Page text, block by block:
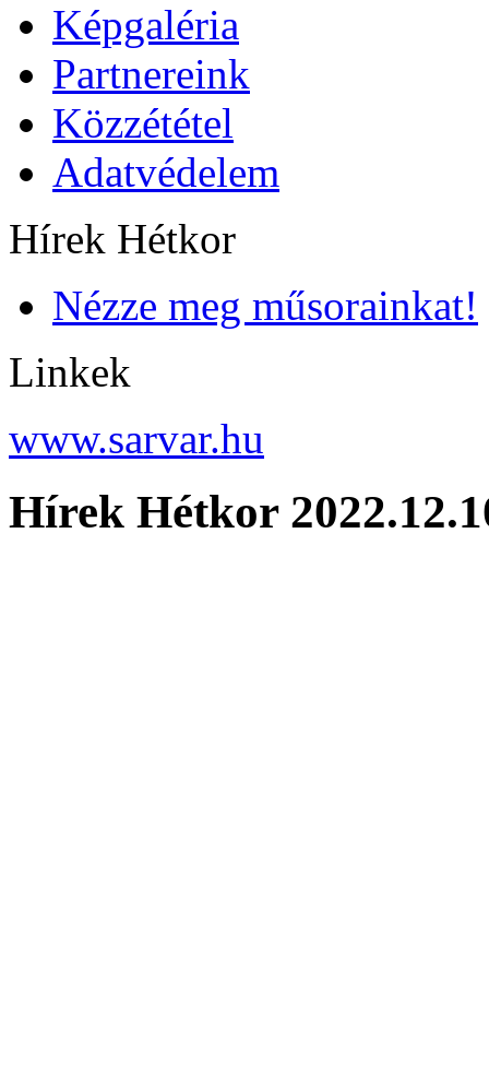
Képgaléria
Partnereink
Közzététel
Adatvédelem
Hírek Hétkor
Nézze meg műsorainkat!
Linkek
www.sarvar.hu
Hírek Hétkor